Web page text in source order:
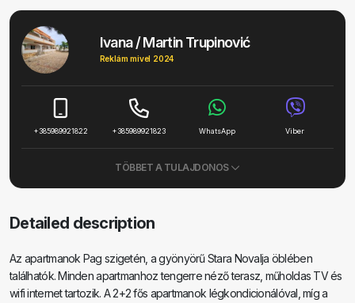
Ivana / Martin Trupinović
Reklám mivel 2024
+385989921822 +385989921823 WhatsApp Viber
TÖBBET A TULAJDONOS
Detailed description
Az apartmanok Pag szigetén, a gyönyörű Stara Novalja öblében
találhatók. Minden apartmanhoz tengerre néző terasz, műholdas TV és
wifi internet tartozik. A 2+2 fős apartmanok légkondicionálóval, míg a